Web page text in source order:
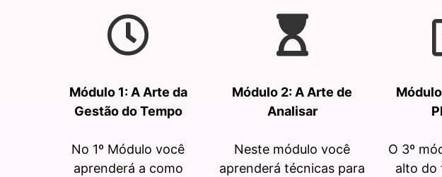
Módulo 1: A Arte da
Gestão do Tempo
No 1º Módulo você
aprenderá a como
Módulo 2: A Arte de
Analisar
Neste módulo você
aprenderá técnicas para
O 3º
alto do